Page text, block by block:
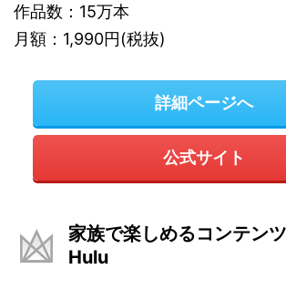
作品数：15万本
月額：1,990円(税抜)
詳細ページへ
公式サイト
家族で楽しめるコンテン
Hulu